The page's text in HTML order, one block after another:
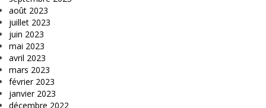
août 2023
juillet 2023
juin 2023
mai 2023
avril 2023
mars 2023
février 2023
janvier 2023
décembre 2022